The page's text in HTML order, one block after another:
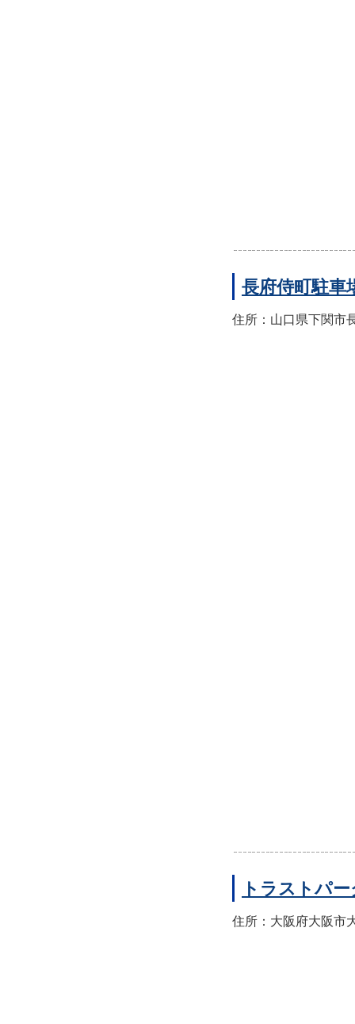
長府侍町駐車
住所：山口県下関市
トラストパ
住所：大阪府大阪市